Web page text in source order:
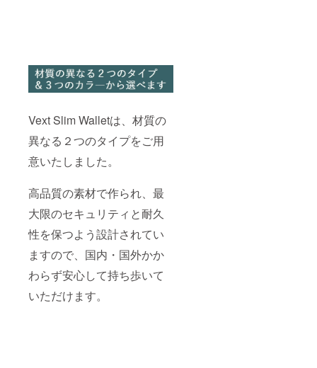
Vext Slim Walletは、材質の
異なる２つのタイプをご用
意いたしました。
高品質の素材で作られ、最
大限のセキュリティと耐久
性を保つよう設計されてい
ますので、国内・国外かか
わらず安心して持ち歩いて
いただけます。